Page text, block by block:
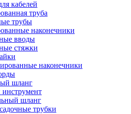
кабелей
труба
трубы
наконечники
вводы
стяжки
наконечники
шланг
шланг
трубки